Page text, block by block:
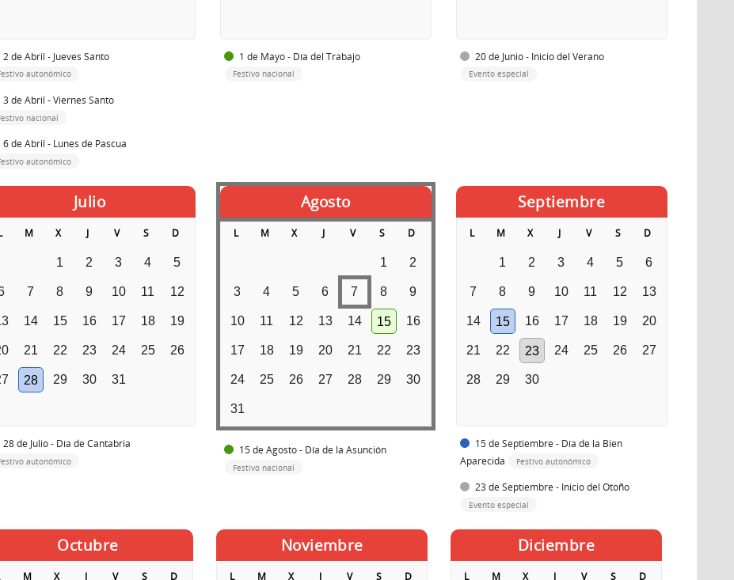
2 de Abril - Jueves Santo
autonómico
3 de Abril - Viernes Santo
nacional
6 de Abril - Lunes de Pascua
autonómico
1 de Mayo - Día del Trabajo
Festivo nacional
20 de Junio - Inicio del Verano
Evento especial
Julio
M X J V S D
1 2 3 4 5
7 8 9 10 11 12
14 15 16 17 18 19
21 22 23 24 25 26
28 29 30 31
28 de Julio - Día de Cantabria
autonómico
Agosto
L M X J V S D
1 2
3 4 5 6 7 8 9
10 11 12 13 14 15 16
17 18 19 20 21 22 23
24 25 26 27 28 29 30
31
15 de Agosto - Día de la Asunción
Festivo nacional
Septiembre
L M X J V S D
1 2 3 4 5 6
7 8 9 10 11 12 13
14 15 16 17 18 19 20
21 22 23 24 25 26 27
28 29 30
15 de Septiembre - Día de la Bien
Aparecida
Festivo autonómico
23 de Septiembre - Inicio del Otoño
Evento especial
Octubre
M X J V S D
Noviembre
L M X J V S D
Diciembre
L M X J V S D